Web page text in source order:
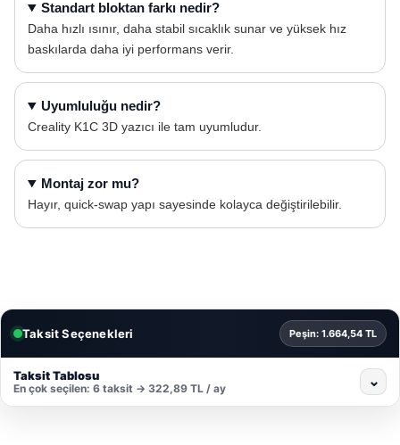
Standart bloktan farkı nedir?
Daha hızlı ısınır, daha stabil sıcaklık sunar ve yüksek hız
baskılarda daha iyi performans verir.
Uyumluluğu nedir?
Creality K1C 3D yazıcı ile tam uyumludur.
Montaj zor mu?
Hayır, quick-swap yapı sayesinde kolayca değiştirilebilir.
Taksit Seçenekleri Peşin: 1.664,54 TL
Taksit Tablosu
En çok seçilen: 6 taksit → 322,89 TL / ay ⌄